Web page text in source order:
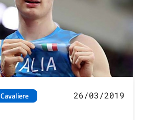
Cavaliere
26/03/2019